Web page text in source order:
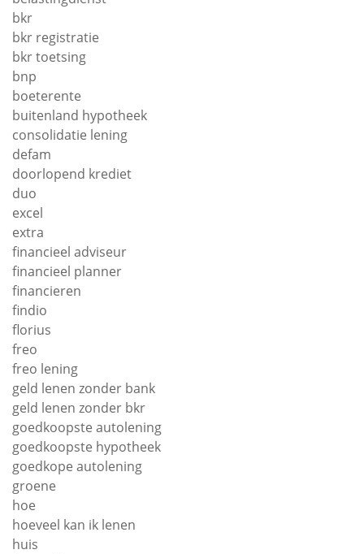
bkr
bkr registratie
bkr toetsing
bnp
boeterente
buitenland hypotheek
consolidatie lening
defam
doorlopend krediet
duo
excel
extra
financieel adviseur
financieel planner
financieren
findio
florius
freo
freo lening
geld lenen zonder bank
geld lenen zonder bkr
goedkoopste autolening
goedkoopste hypotheek
goedkope autolening
groene
hoe
hoeveel kan ik lenen
huis